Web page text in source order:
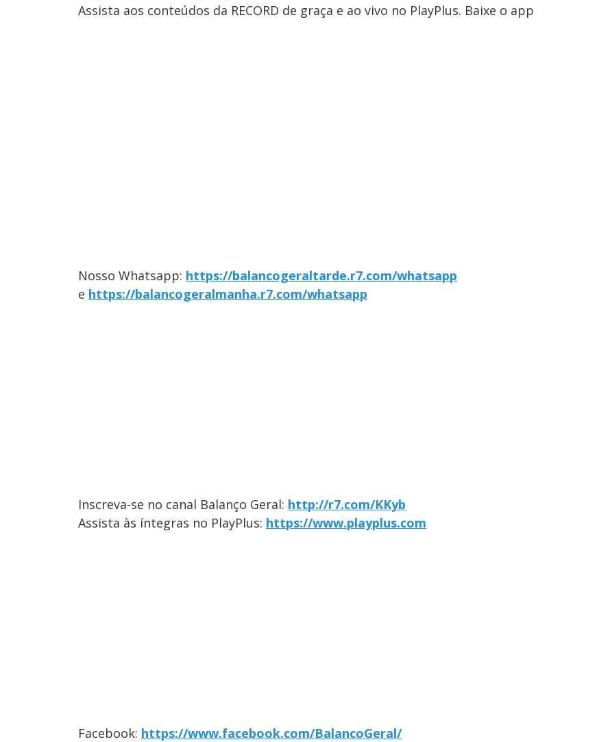
Assista aos conteúdos da RECORD de graça e ao vivo no PlayPlus. Baixe o app
Nosso Whatsapp: https://balancogeraltarde.r7.com/whatsapp
e https://balancogeralmanha.r7.com/whatsapp
Inscreva-se no canal Balanço Geral: http://r7.com/KKyb
Assista às íntegras no PlayPlus: https://www.playplus.com
Facebook: https://www.facebook.com/BalancoGeral/